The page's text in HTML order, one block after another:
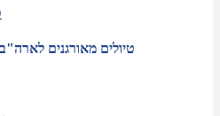
טיולים מאורגנים לארה"ב